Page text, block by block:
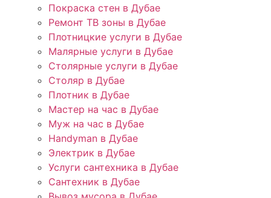
Покраска стен в Дубае
Ремонт ТВ зоны в Дубае
Плотницкие услуги в Дубае
Малярные услуги в Дубае
Столярные услуги в Дубае
Столяр в Дубае
Плотник в Дубае
Мастер на час в Дубае
Муж на час в Дубае
Handyman в Дубае
Электрик в Дубае
Услуги сантехника в Дубае
Сантехник в Дубае